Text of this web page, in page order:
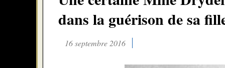
dans la guérison de sa
16 septembre 2016